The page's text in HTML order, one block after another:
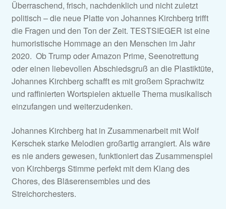
Überraschend, frisch, nachdenklich und nicht zuletzt
politisch – die neue Platte von Johannes Kirchberg trifft
die Fragen und den Ton der Zeit. TESTSIEGER ist eine
humoristische Hommage an den Menschen im Jahr
2020. Ob Trump oder Amazon Prime, Seenotrettung
oder einen liebevollen Abschiedsgruß an die Plastiktüte,
Johannes Kirchberg schafft es mit großem Sprachwitz
und raffinierten Wortspielen aktuelle Thema musikalisch
einzufangen und weiterzudenken.
Johannes Kirchberg hat in Zusammenarbeit mit Wolf
Kerschek starke Melodien großartig arrangiert. Als wäre
es nie anders gewesen, funktioniert das Zusammenspiel
von Kirchbergs Stimme perfekt mit dem Klang des
Chores, des Bläserensembles und des
Streichorchesters.